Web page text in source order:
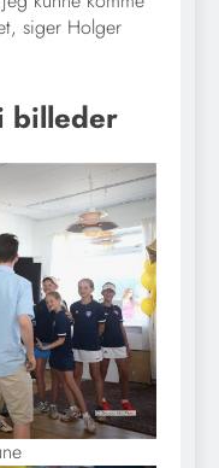
siger Holger
billeder